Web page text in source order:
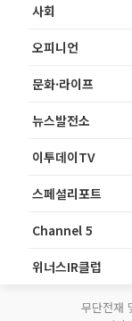
사회
오피니언
문화·라이프
뉴스발전소
이투데이TV
스페셜리포트
Channel 5
위너스IR클럽
무단전재